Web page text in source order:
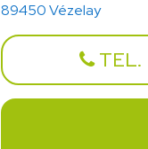
89450 Vézelay
TEL.